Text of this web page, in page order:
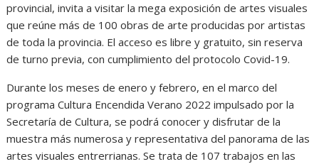
provincial, invita a visitar la mega exposición de artes visuales
que reúne más de 100 obras de arte producidas por artistas
de toda la provincia. El acceso es libre y gratuito, sin reserva
de turno previa, con cumplimiento del protocolo Covid-19.
Durante los meses de enero y febrero, en el marco del
programa Cultura Encendida Verano 2022 impulsado por la
Secretaría de Cultura, se podrá conocer y disfrutar de la
muestra más numerosa y representativa del panorama de las
artes visuales entrerrianas. Se trata de 107 trabajos en las